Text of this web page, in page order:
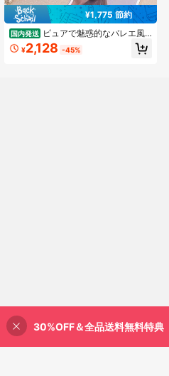
¥1,775 節約
国内発送 ピュアで魅惑的なバレエ風
のフェイクツーピース半袖Tシャツ。
セクシーなリボンデザインが特徴の
¥2,128 -45%
20% 割引！
30%OFF＆全品送料無料特典